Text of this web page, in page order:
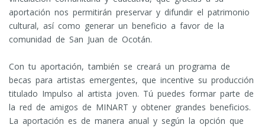
aportación nos permitirán preservar y difundir el patrimonio
cultural, así como generar un beneficio a favor de la
comunidad de San Juan de Ocotán.
Con tu aportación, también se creará un programa de
becas para artistas emergentes, que incentive su producción
titulado Impulso al artista joven. Tú puedes formar parte de
la red de amigos de MINART y obtener grandes beneficios.
La aportación es de manera anual y según la opción que